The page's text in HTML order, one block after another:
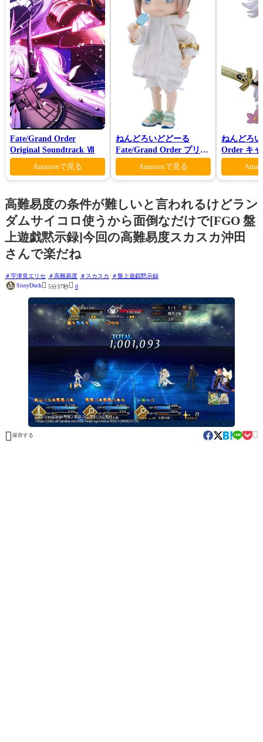
Fate/Grand Order
Original Soundtrack Ⅶ
Amazonで見る
ねんどろいどどーる
Fate/Grand Order プリテ
ンダー/オベロン 爽やかサ
マー・プリンスVer.
Amazonで見る
ねんどろ
Order キ
ン 花の魔
高難易度の条件が難しいと言われるけどラン
ダムサイコロ使うから面倒なだけで[FGO 盤
上遊戯黙示録]今回の高難易度スカスカ沖田
さんで楽だね
宇津見エリセ 高難易度 スカスカ
盤上遊戯黙示録
SissyDuck 5分37秒 0
 保存する 